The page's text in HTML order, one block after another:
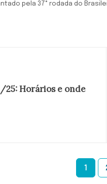
pela 37° rodada do
25: Horários e onde
1